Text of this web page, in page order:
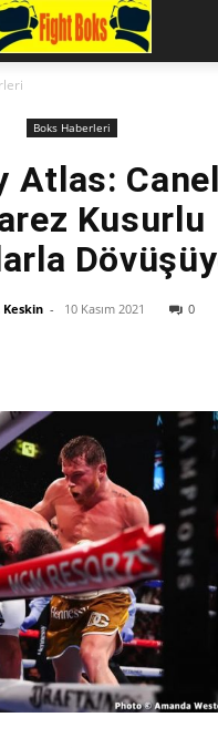
Boks Haberleri
Atlas:
Kusurlu
Keskin - 10 Kasım 2021 0